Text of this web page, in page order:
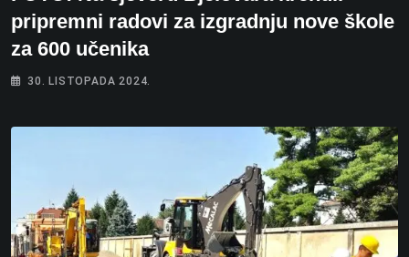
pripremni radovi za izgradnju nove škole
za 600 učenika
30. LISTOPADA 2024.